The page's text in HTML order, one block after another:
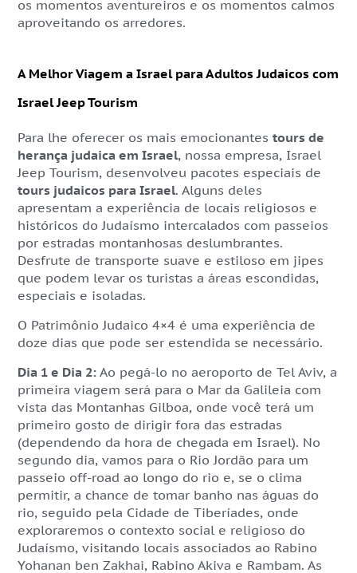
os momentos aventureiros e os momentos calmos
aproveitando os arredores.
A Melhor Viagem a Israel para Adultos Judaicos com
Israel Jeep Tourism
Para lhe oferecer os mais emocionantes tours de
herança judaica em Israel, nossa empresa, Israel
Jeep Tourism, desenvolveu pacotes especiais de
tours judaicos para Israel. Alguns deles
apresentam a experiência de locais religiosos e
históricos do Judaísmo intercalados com passeios
por estradas montanhosas deslumbrantes.
Desfrute de transporte suave e estiloso em jipes
que podem levar os turistas a áreas escondidas,
especiais e isoladas.
O Patrimônio Judaico 4×4 é uma experiência de
doze dias que pode ser estendida se necessário.
Dia 1 e Dia 2: Ao pegá-lo no aeroporto de Tel Aviv, a
primeira viagem será para o Mar da Galileia com
vista das Montanhas Gilboa, onde você terá um
primeiro gosto de dirigir fora das estradas
(dependendo da hora de chegada em Israel). No
segundo dia, vamos para o Rio Jordão para um
passeio off-road ao longo do rio e, se o clima
permitir, a chance de tomar banho nas águas do
rio, seguido pela Cidade de Tiberíades, onde
exploraremos o contexto social e religioso do
Judaísmo, visitando locais associados ao Rabino
Yohanan ben Zakhai, Rabino Akiva e Rambam. As